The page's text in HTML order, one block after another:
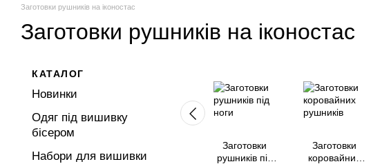
Заготовки рушників на іконостас
Заготовки рушників на іконостас
Заготовки
рушників під
Заготовки
коровайних
КАТАЛОГ
Новинки
Одяг під вишивку
бісером
Набори для вишивки